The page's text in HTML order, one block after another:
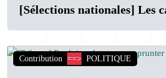
[Sélections nationales] Les
Contribution ==> POLITIQUE